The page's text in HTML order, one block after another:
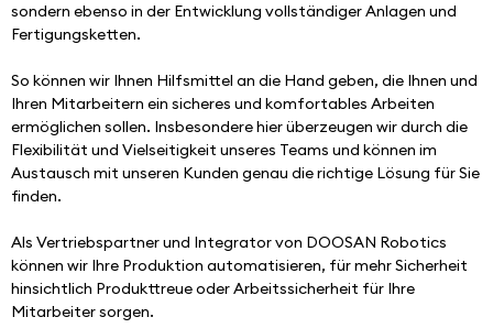
sondern ebenso in der Entwicklung vollständiger Anlagen und
Fertigungsketten.
So können wir Ihnen Hilfsmittel an die Hand geben, die Ihnen und
Ihren Mitarbeitern ein sicheres und komfortables Arbeiten
ermöglichen sollen. Insbesondere hier überzeugen wir durch die
Flexibilität und Vielseitigkeit unseres Teams und können im
Austausch mit unseren Kunden genau die richtige Lösung für Sie
finden.
Als Vertriebspartner und Integrator von DOOSAN Robotics
können wir Ihre Produktion automatisieren, für mehr Sicherheit
hinsichtlich Produkttreue oder Arbeitssicherheit für Ihre
Mitarbeiter sorgen.